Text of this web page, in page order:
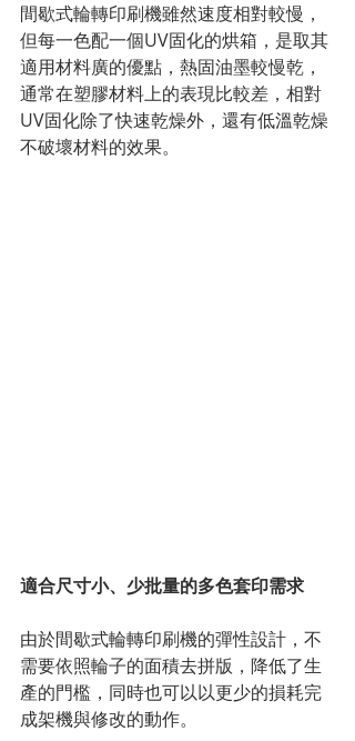
間歇式輪轉印刷機雖然速度相對較慢，
但每一色配一個UV固化的烘箱，是取其
適用材料廣的優點，熱固油墨較慢乾，
通常在塑膠材料上的表現比較差，相對
UV固化除了快速乾燥外，還有低溫乾燥
不破壞材料的效果。
適合尺寸小、少批量的多色套印需求
由於間歇式輪轉印刷機的彈性設計，不
需要依照輪子的面積去拼版，降低了生
產的門檻，同時也可以以更少的損耗完
成架機與修改的動作。